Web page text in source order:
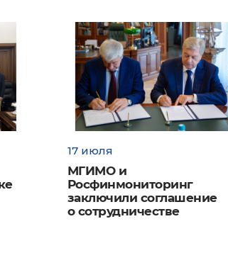
подготовки «Экономика»:
отношения» (на русском языке, «МЭО-
управление инвестициями»
(на английском
17 июля
МГИМО и
Росфинмониторинг
заключили соглашение
о сотрудничестве